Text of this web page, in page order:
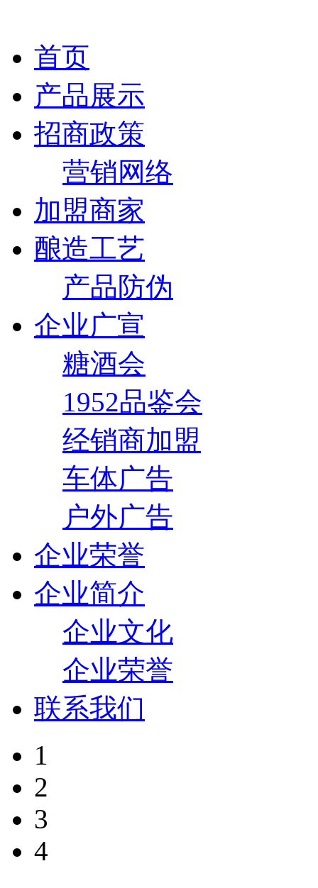
首页
产品展示
招商政策
营销网络
加盟商家
酿造工艺
产品防伪
企业广宣
糖酒会
1952品鉴会
经销商加盟
车体广告
户外广告
企业荣誉
企业简介
企业文化
企业荣誉
联系我们
1
2
3
4